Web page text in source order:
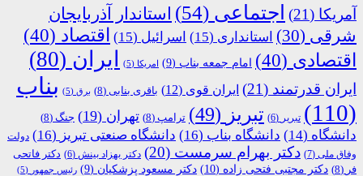
آمریکا (21) اجتماعی (54)
استاندار آذربایجان
شرقی (30) استانداری (15) اسرائیل (15) اقتصاد (40)
اقتصادی (40) امام جمعه بناب (9) امریکا (5) ایران (80)
ایران قدرتمند (21) ایران قوی (12) باقری بنابی (8) برق (5)
بناب
(110)
تبریر (6) تبریز (49) ترامپ (8) تهران (19) جنگ (8)
دانشگاه (14) دانشگاه بناب (16) دانشگاه صنعتی تبریز (16)
دولت
وفاق ملی (7) دکتر بهرام سرمست (20) دکتر بهزاد بینش (6)
دکتر فاتحی
فر (8) دکتر مجتبی فتحی زاده (10) دکتر مسعود پزشکیان (9) رئیس جمهور (5)